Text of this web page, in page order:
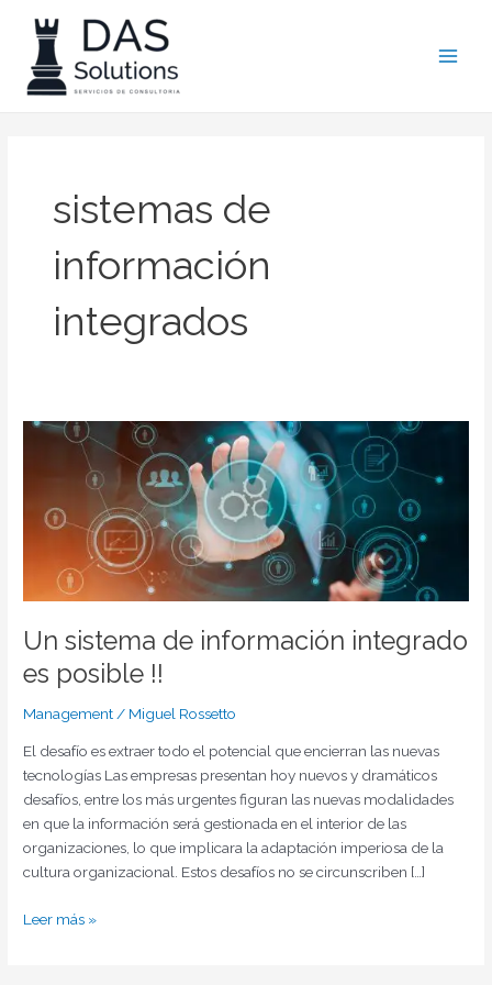
contenido
sistemas de
información
integrados
Un sistema de información integrado
es posible !!
Management / Miguel Rossetto
El desafío es extraer todo el potencial que encierran las nuevas
tecnologías Las empresas presentan hoy nuevos y dramáticos
desafíos, entre los más urgentes figuran las nuevas modalidades
en que la información será gestionada en el interior de las
organizaciones, lo que implicara la adaptación imperiosa de la
cultura organizacional. Estos desafíos no se circunscriben […]
Un
información
integrado
posible
!!
Leer más »